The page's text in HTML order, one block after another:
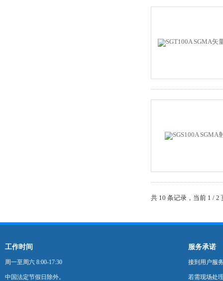
共 10 条记录，当前 1 /
工作时间
周一至周六 8:00-17:30
中国法定节假日除外。
服务承诺
接到用户服
若需现场处